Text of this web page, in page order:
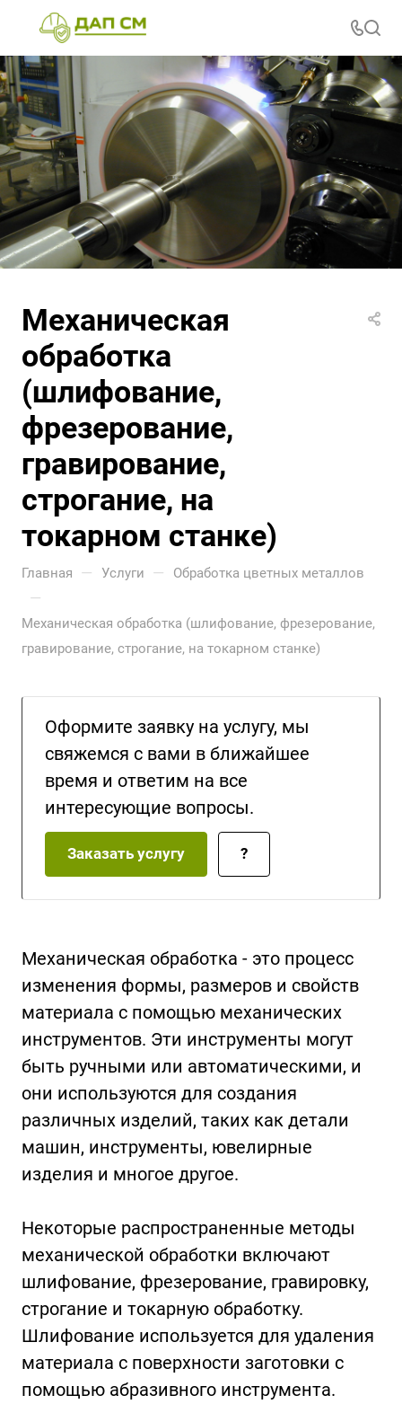
Механическая
обработка
(шлифование,
фрезерование,
гравирование,
строгание, на
токарном станке)
Главная — Услуги — Обработка цветных металлов
—
Механическая обработка (шлифование, фрезерование,
гравирование, строгание, на токарном станке)
Оформите заявку на услугу, мы
свяжемся с вами в ближайшее
время и ответим на все
интересующие вопросы.
Заказать услугу ?
Механическая обработка - это процесс
изменения формы, размеров и свойств
материала с помощью механических
инструментов. Эти инструменты могут
быть ручными или автоматическими, и
они используются для создания
различных изделий, таких как детали
машин, инструменты, ювелирные
изделия и многое другое.
Некоторые распространенные методы
механической обработки включают
шлифование, фрезерование, гравировку,
строгание и токарную обработку.
Шлифование используется для удаления
материала с поверхности заготовки с
помощью абразивного инструмента.